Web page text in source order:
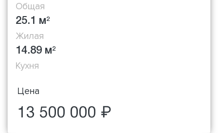
Общая
25.1 м2
Жилая
14.89 м2
Кухня
Цена
13 500 000 ₽